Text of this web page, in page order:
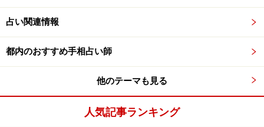
やってみると、それが視野を広げ、発想力を高めるは
ず。買い物は、計画的に。ツールをそろえると、役立ち
＞「全体運」ランキングの結果を見る
＞「恋愛＆対人運」ランキングの結果を見る
占い関連情報
都内のおすすめ手相占い師
他のテーマも見る
人気記事ランキング